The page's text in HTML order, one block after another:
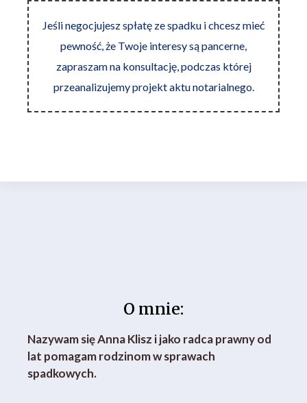
O mnie:
Nazywam się Anna Klisz i jako radca prawny od
lat pomagam rodzinom w sprawach
spadkowych.
Jeśli negocjujesz spłatę ze spadku i chcesz mieć
pewność, że Twoje interesy są pancerne,
zapraszam na konsultację, podczas której
przeanalizujemy projekt aktu notarialnego.